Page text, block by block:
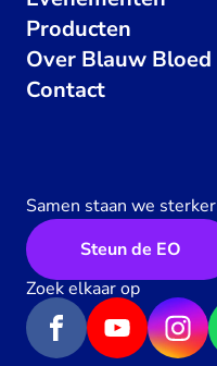
Producten
Over Blauw Bloed
Contact
Samen staan we sterker
Steun de EO
Zoek elkaar op